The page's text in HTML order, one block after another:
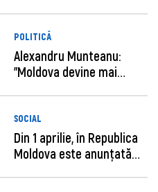
POLITICĂ
Alexandru Munteanu:
"Moldova devine mai
SOCIAL
Din 1 aprilie, în Republica
Moldova este anunţată